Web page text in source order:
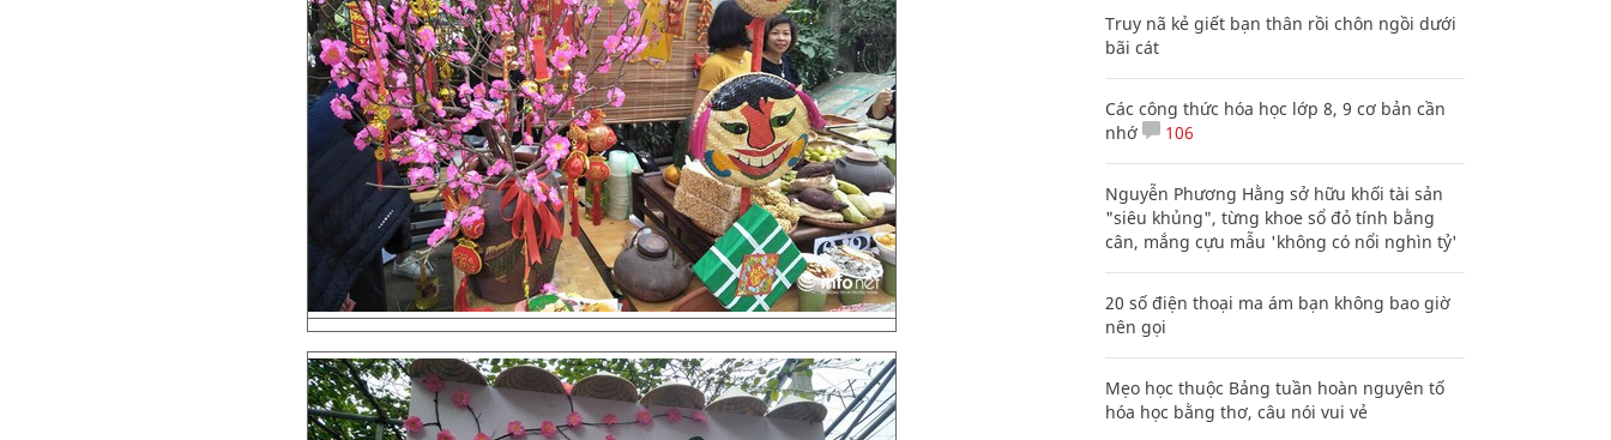
Truy nã kẻ giết bạn thân rồi chôn ngồi dưới
bãi cát
Các công thức hóa học lớp 8, 9 cơ bản cần
nhớ
106
Nguyễn Phương Hằng sở hữu khối tài sản
"siêu khủng", từng khoe sổ đỏ tính bằng
cân, mắng cựu mẫu 'không có nổi nghìn tỷ'
20 số điện thoại ma ám bạn không bao giờ
nên gọi
Mẹo học thuộc Bảng tuần hoàn nguyên tố
hóa học bằng thơ, câu nói vui vẻ